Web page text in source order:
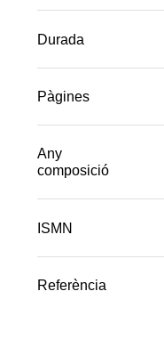
Durada
Pàgines
Any
composició
ISMN
Referència